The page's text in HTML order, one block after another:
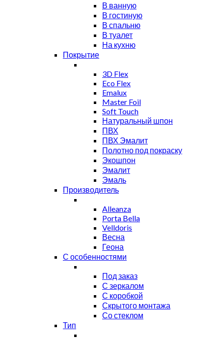
В ванную
В гостиную
В спальню
В туалет
На кухню
Покрытие
3D Flex
Eco Flex
Emalux
Master Foil
Soft Touch
Натуральный шпон
ПВХ
ПВХ Эмалит
Полотно под покраску
Экошпон
Эмалит
Эмаль
Производитель
Alleanza
Porta Bella
Velldoris
Весна
Геона
С особенностями
Под заказ
С зеркалом
С коробкой
Скрытого монтажа
Со стеклом
Тип